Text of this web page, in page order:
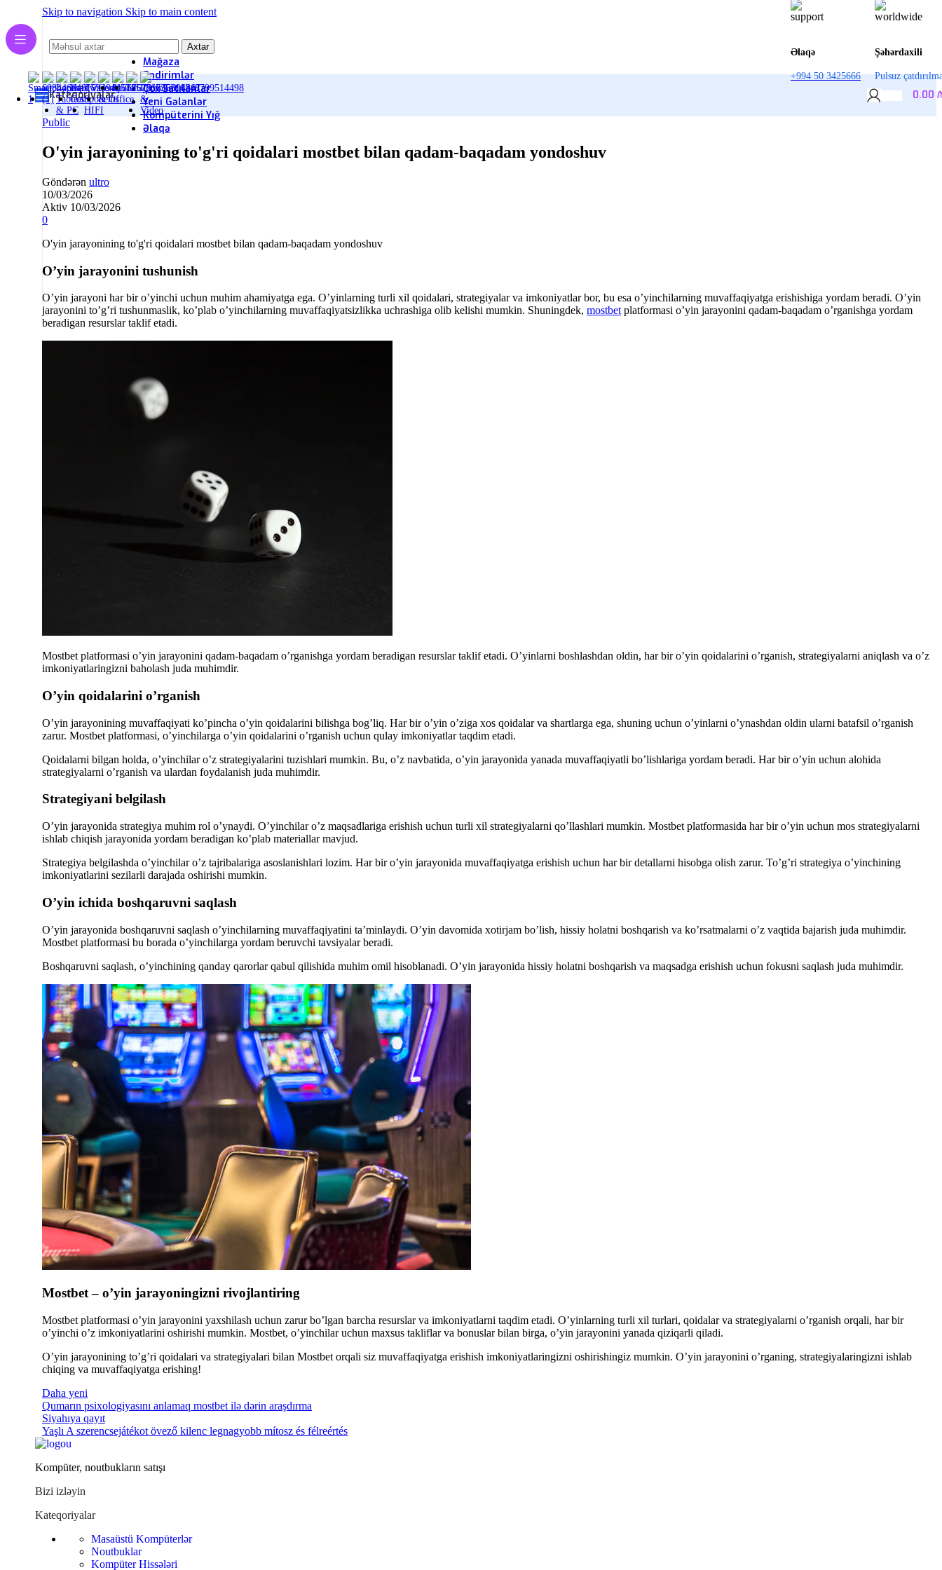
Skip to navigation Skip to main content
Axtar
Əlaqə
+994 50 3425666
Şəhərdaxili
Pulsuz
Kateqoriyalar
Mağaza
Endirimlər
Çox Satılanlar
Yeni Gələnlər
Kompüterini Yığ
Əlaqə
0.00
Public
O'yin jarayonining to'g'ri qoidalari mostbet bilan qadam-baqadam yondoshuv
Göndərən ultro
10/03/2026
Aktiv 10/03/2026
0
O'yin jarayonining to'g'ri qoidalari mostbet bilan qadam-baqadam yondoshuv
O’yin jarayonini tushunish
O’yin jarayoni har bir o’yinchi uchun muhim ahamiyatga ega. O’yinlarning turli xil qoidalari, strategiyalar va imkoniyatlar bor, bu esa o’yinchilarning muvaffaqiyatga erishishiga yordam beradi. O’yin
jarayonini to’g’ri tushunmaslik, ko’plab o’yinchilarning muvaffaqiyatsizlikka uchrashiga olib kelishi mumkin. Shuningdek, mostbet platformasi o’yin jarayonini qadam-baqadam o’rganishga yordam
beradigan resurslar taklif etadi.
Mostbet platformasi o’yin jarayonini qadam-baqadam o’rganishga yordam beradigan resurslar taklif etadi. O’yinlarni boshlashdan oldin, har bir o’yin qoidalarini o’rganish, strategiyalarni aniqlash va o’z
imkoniyatlaringizni baholash juda muhimdir.
O’yin qoidalarini o’rganish
O’yin jarayonining muvaffaqiyati ko’pincha o’yin qoidalarini bilishga bog’liq. Har bir o’yin o’ziga xos qoidalar va shartlarga ega, shuning uchun o’yinlarni o’ynashdan oldin ularni batafsil o’rganish
zarur. Mostbet platformasi, o’yinchilarga o’yin qoidalarini o’rganish uchun qulay imkoniyatlar taqdim etadi.
Qoidalarni bilgan holda, o’yinchilar o’z strategiyalarini tuzishlari mumkin. Bu, o’z navbatida, o’yin jarayonida yanada muvaffaqiyatli bo’lishlariga yordam beradi. Har bir o’yin uchun alohida
strategiyalarni o’rganish va ulardan foydalanish juda muhimdir.
Strategiyani belgilash
O’yin jarayonida strategiya muhim rol o’ynaydi. O’yinchilar o’z maqsadlariga erishish uchun turli xil strategiyalarni qo’llashlari mumkin. Mostbet platformasida har bir o’yin uchun mos strategiyalarni
ishlab chiqish jarayonida yordam beradigan ko’plab materiallar mavjud.
Strategiya belgilashda o’yinchilar o’z tajribalariga asoslanishlari lozim. Har bir o’yin jarayonida muvaffaqiyatga erishish uchun har bir detallarni hisobga olish zarur. To’g’ri strategiya o’yinchining
imkoniyatlarini sezilarli darajada oshirishi mumkin.
O’yin ichida boshqaruvni saqlash
O’yin jarayonida boshqaruvni saqlash o’yinchilarning muvaffaqiyatini ta’minlaydi. O’yin davomida xotirjam bo’lish, hissiy holatni boshqarish va ko’rsatmalarni o’z vaqtida bajarish juda muhimdir.
Mostbet platformasi bu borada o’yinchilarga yordam beruvchi tavsiyalar beradi.
Boshqaruvni saqlash, o’yinchining qanday qarorlar qabul qilishida muhim omil hisoblanadi. O’yin jarayonida hissiy holatni boshqarish va maqsadga erishish uchun fokusni saqlash juda muhimdir.
Mostbet – o’yin jarayoningizni rivojlantiring
Mostbet platformasi o’yin jarayonini yaxshilash uchun zarur bo’lgan barcha resurslar va imkoniyatlarni taqdim etadi. O’yinlarning turli xil turlari, qoidalar va strategiyalarni o’rganish orqali, har bir
o’yinchi o’z imkoniyatlarini oshirishi mumkin. Mostbet, o’yinchilar uchun maxsus takliflar va bonuslar bilan birga, o’yin jarayonini yanada qiziqarli qiladi.
O’yin jarayonining to’g’ri qoidalari va strategiyalari bilan Mostbet orqali siz muvaffaqiyatga erishish imkoniyatlaringizni oshirishingiz mumkin. O’yin jarayonini o’rganing, strategiyalaringizni ishlab
chiqing va muvaffaqiyatga erishing!
Daha yeni
Qumarın psixologiyasını anlamaq mostbet ilə dərin araşdırma
Siyahıya qayıt
Yaşlı A szerencsejátékot övező kilenc legnagyobb mítosz és félreértés
Kompüter, noutbukların satışı
Bizi izləyin
Kateqoriyalar
Masaüstü Kompüterlər
Noutbuklar
Kompüter Hissələri